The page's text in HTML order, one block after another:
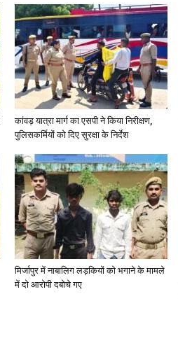
कांवड़ यात्रा मार्ग का एसपी ने किया निरीक्षण,
पुलिसकर्मियों को दिए सुरक्षा के निर्देश
मिर्जापुर में नाबालिग लड़कियों को भगाने के मामले
में दो आरोपी दबोचे गए